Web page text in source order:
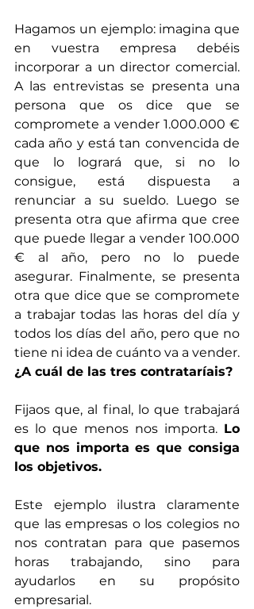
Hagamos un ejemplo: imagina que
en vuestra empresa debéis
incorporar a un director comercial.
A las entrevistas se presenta una
persona que os dice que se
compromete a vender 1.000.000 €
cada año y está tan convencida de
que lo logrará que, si no lo
consigue, está dispuesta a
renunciar a su sueldo. Luego se
presenta otra que afirma que cree
que puede llegar a vender 100.000
€ al año, pero no lo puede
asegurar. Finalmente, se presenta
otra que dice que se compromete
a trabajar todas las horas del día y
todos los días del año, pero que no
¿A cuál de las tres contrataríais?
Fijaos que, al final, lo que trabajará
es lo que menos nos importa. Lo
que nos importa es que consiga
los objetivos.
Este ejemplo ilustra claramente
que las empresas o los colegios no
nos contratan para que pasemos
horas trabajando, sino para
ayudarlos en su propósito
empresarial.